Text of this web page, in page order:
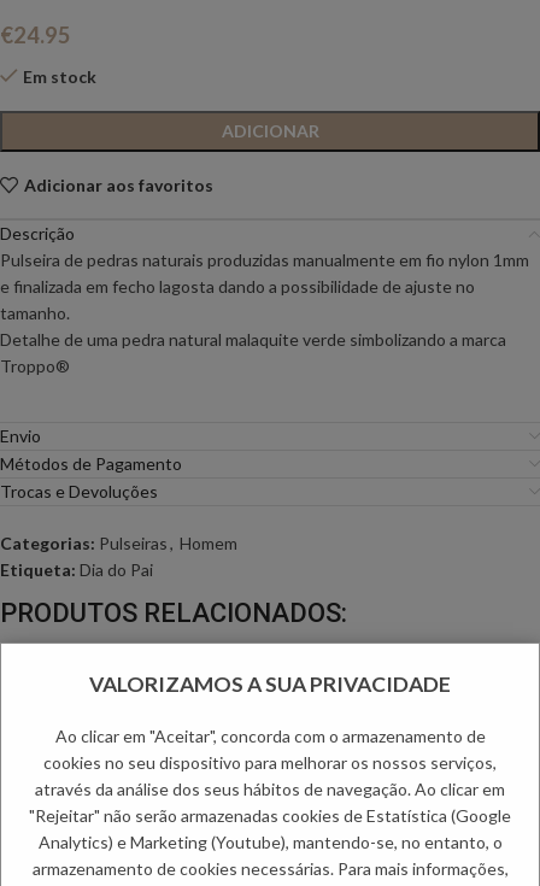
€24.95
Em stock
ADICIONAR
Adicionar aos favoritos
Descrição
Pulseira de pedras naturais produzidas manualmente em fio nylon 1mm
e finalizada em fecho lagosta dando a possibilidade de ajuste no
tamanho.
Detalhe de uma pedra natural malaquite verde simbolizando a marca
Troppo®️
Envio
Métodos de Pagamento
Trocas e Devoluções
Categorias: Pulseiras, Homem
Etiqueta: Dia do Pai
PRODUTOS RELACIONADOS:
VALORIZAMOS A SUA PRIVACIDADE
Ao clicar em "Aceitar", concorda com o armazenamento de
cookies no seu dispositivo para melhorar os nossos serviços,
através da análise dos seus hábitos de navegação. Ao clicar em
"Rejeitar" não serão armazenadas cookies de Estatística (Google
Analytics) e Marketing (Youtube), mantendo-se, no entanto, o
armazenamento de cookies necessárias. Para mais informações,